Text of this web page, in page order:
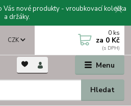
Vás nové produkty - vroubkovací kolečka
a držáky.
Menu
CZK
Hledat
0 ks
za 0 Kč